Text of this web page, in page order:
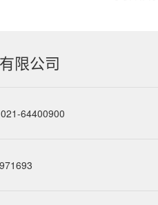
限公司
64400900